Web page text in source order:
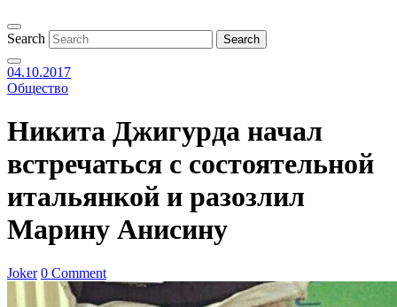
Search
04.10.2017
Общество
Никита Джигурда начал
встречаться с состоятельной
итальянкой и разозлил
Марину Анисину
Joker 0 Comment